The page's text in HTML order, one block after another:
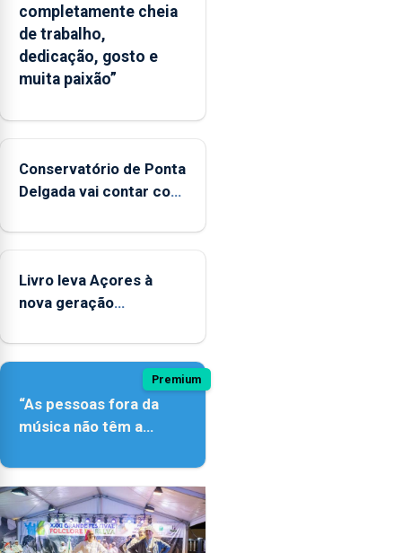
completamente cheia
de trabalho,
dedicação, gosto e
muita paixão”
Conservatório de Ponta
Delgada vai contar com
Livro leva Açores à
nova geração
Premium
“As pessoas fora da
música não têm a
produzir uma música”